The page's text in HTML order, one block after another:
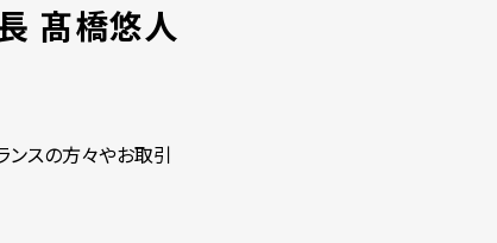
髙橋悠人
ンスの方々やお取引